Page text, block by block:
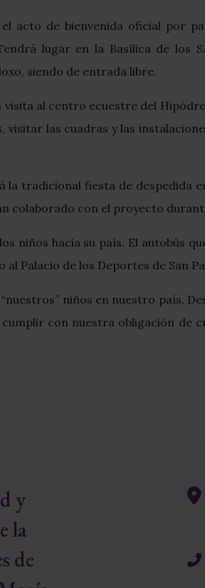
acto de bienvenida oficial por
lugar en la Basílica de los
siendo de entrada libre.
al centro ecuestre del
las cuadras y las
tradicional fiesta de despedida
colaborado con el proyecto
niños hacia su país. El autobús
Palacio de los Deportes de San
niños en nuestro país.
con nuestra obligación de
y
la
de